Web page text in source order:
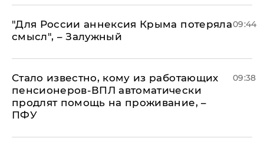
"Для России аннексия Крыма потеряла
смысл", – Залужный
09:44
Стало известно, кому из работающих
пенсионеров-ВПЛ автоматически
продлят помощь на проживание, –
ПФУ
09:38